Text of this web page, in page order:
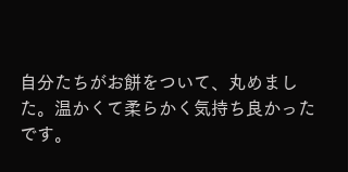
自分たちがお餅をついて、丸めまし
た。温かくて柔らかく気持ち良かった
です。